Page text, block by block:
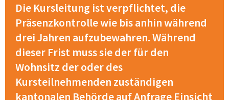
Die Kursleitung ist verpflichtet, die
Präsenzkontrolle wie bis anhin während
drei Jahren aufzubewahren. Während
dieser Frist muss sie der für den
Wohnsitz der oder des
Kursteilnehmenden zuständigen
kantonalen Behörde auf Anfrage Einsicht